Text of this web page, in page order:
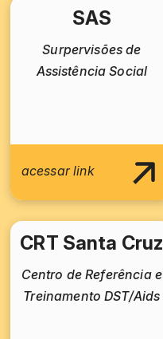
SAS
Surpervisões de
Assistência Social
acessar link
CRT Santa Cruz
Centro de Referência e
Treinamento DST/Aids